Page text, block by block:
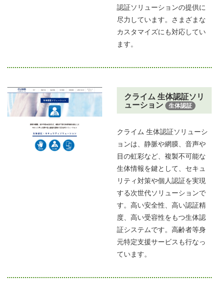
認証ソリューションの提供に
尽力しています。さまざまな
カスタマイズにも対応してい
ます。
クライム 生体認証ソリ
ューション
生体認証
クライム 生体認証ソリューシ
ョンは、静脈や網膜、音声や
目の虹彩など、複製不可能な
生体情報を鍵として、セキュ
リティ対策や個人認証を実現
する次世代ソリューションで
す。高い安全性、高い認証精
度、高い受容性をもつ生体認
証システムです。高齢者等身
元特定支援サービスも行なっ
ています。